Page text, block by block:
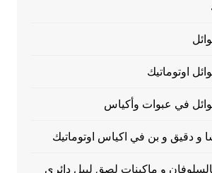
اوتوماتيك
في عبوات وأكياس
و دقيق و بن في اكياس اوتوماتيك
و ماكينات لصق ليبل دائرى